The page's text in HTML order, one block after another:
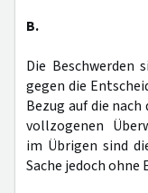
B.
Die Beschwerden
gegen die
Bezug auf die
vollzogenen
im Übrigen sind
Sache jedoch ohne